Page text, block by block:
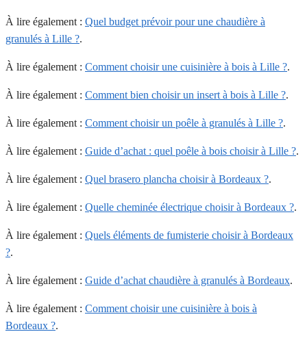
À lire également : Quel budget prévoir pour une chaudière à
granulés à Lille ?.
À lire également : Comment choisir une cuisinière à bois à Lille ?.
À lire également : Comment bien choisir un insert à bois à Lille ?.
À lire également : Comment choisir un poêle à granulés à Lille ?.
À lire également : Guide d’achat : quel poêle à bois choisir à Lille ?.
À lire également : Quel brasero plancha choisir à Bordeaux ?.
À lire également : Quelle cheminée électrique choisir à Bordeaux ?.
À lire également : Quels éléments de fumisterie choisir à Bordeaux
?.
À lire également : Guide d’achat chaudière à granulés à Bordeaux.
À lire également : Comment choisir une cuisinière à bois à
Bordeaux ?.